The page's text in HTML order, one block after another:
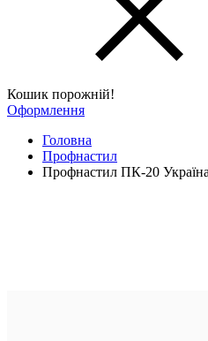
Кошик порожній!
Оформлення
Головна
Профнастил
Профнастил ПК-20 Україна